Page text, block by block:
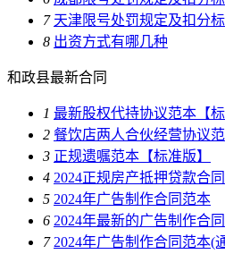
7 天津限号处罚规定及扣分
8 出资方式有哪几种
和政县最新合同
1 最新股权代持协议范本【标
2 餐饮店两人合伙经营协议范
3 正规遗嘱范本【标准版】
4 2024正规房产抵押贷款合
5 2024年广告制作合同范本
6 2024年最新的广告制作合
7 2024年广告制作合同范本(